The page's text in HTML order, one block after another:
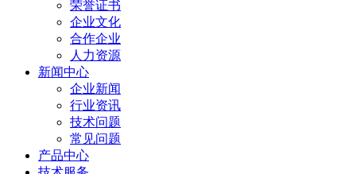
荣誉证书
企业文化
合作企业
人力资源
新闻中心
企业新闻
行业资讯
技术问题
常见问题
产品中心